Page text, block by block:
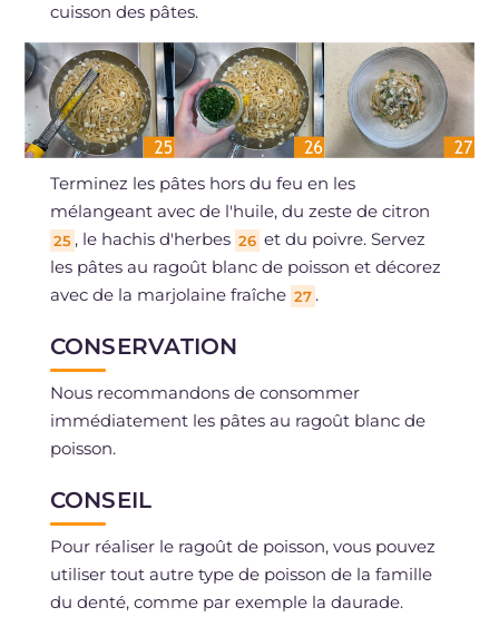
cuisson des pâtes.
Terminez les pâtes hors du feu en les
mélangeant avec de l'huile, du zeste de citron
25 , le hachis d'herbes 26 et du poivre. Servez
les pâtes au ragoût blanc de poisson et décorez
avec de la marjolaine fraîche 27 .
CONSERVATION
Nous recommandons de consommer
immédiatement les pâtes au ragoût blanc de
poisson.
CONSEIL
Pour réaliser le ragoût de poisson, vous pouvez
utiliser tout autre type de poisson de la famille
du denté, comme par exemple la daurade.